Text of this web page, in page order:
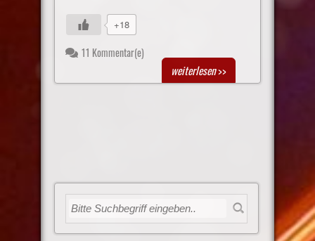
+18
11 Kommentar(e)
weiterlesen>>